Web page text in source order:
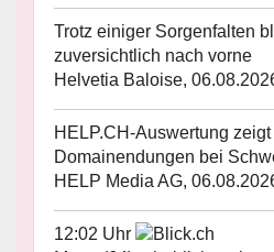
Trotz einiger Sorgenfalten
zuversichtlich nach vorne
Helvetia Baloise,
HELP.CH-Auswertung
Domainendungen bei
HELP Media AG,
12:02 Uhr